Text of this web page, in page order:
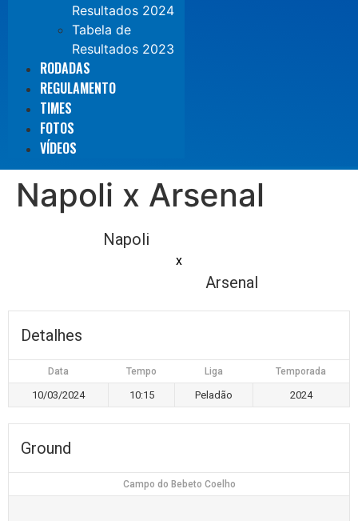
Resultados 2024
Tabela de
Resultados 2023
RODADAS
REGULAMENTO
TIMES
FOTOS
VÍDEOS
Napoli x Arsenal
Napoli
x
Arsenal
Detalhes
Data Tempo Liga Temporada
10/03/2024 10:15 Peladão 2024
Ground
Campo do Bebeto Coelho